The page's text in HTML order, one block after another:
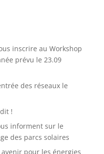
inscrire au Workshop
prévu le 23.09
des réseaux le
!
informent sur le
des parcs solaires
pour les énergies